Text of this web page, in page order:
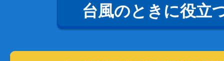
台風のときに役立